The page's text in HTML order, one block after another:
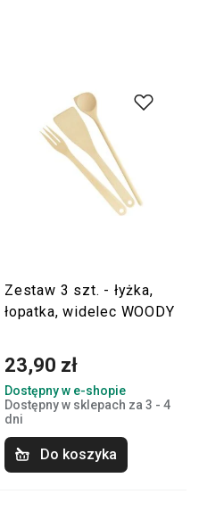
Zestaw 3 szt. - łyżka,
łopatka, widelec WOODY
23,90 zł
Dostępny w e-shopie
Dostępny w sklepach za 3 - 4
dni
Do koszyka